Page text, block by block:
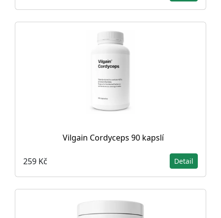
Vilgain Cordyceps 90 kapslí
259 Kč Detail